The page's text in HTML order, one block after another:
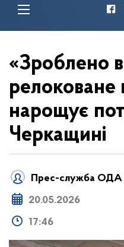
«Зроблено в
релоковане
нарощує
Черкащині
Прес-служба ОДА
20.05.2026
17:46